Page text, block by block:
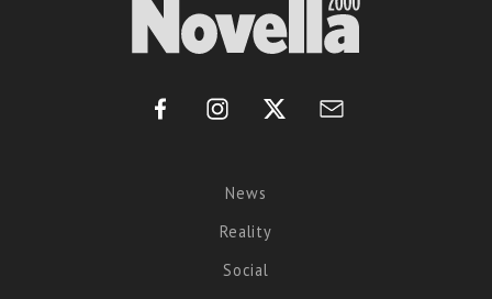
News
Reality
Social